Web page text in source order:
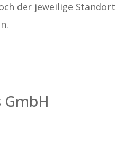
der jeweilige Standort